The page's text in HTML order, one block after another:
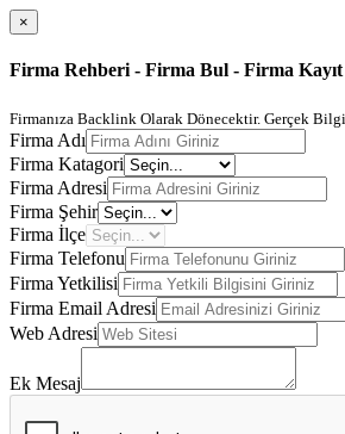
×
Firma Rehberi - Firma Bul - Firma Kayıt
Firmanıza Backlink Olarak Dönecektir. Gerçek
Firma Adı
Firma Katagori
Firma Adresi
Firma Şehir
Firma İlçe
Firma Telefonu
Firma Yetkilisi
Firma Email Adresi
Web Adresi
Ek Mesaj